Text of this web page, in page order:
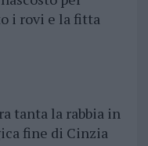
i rovi e la fitta
tanta la rabbia in
fine di Cinzia